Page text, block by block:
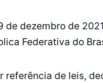
de dezembro de
Federativa do
referência de leis,